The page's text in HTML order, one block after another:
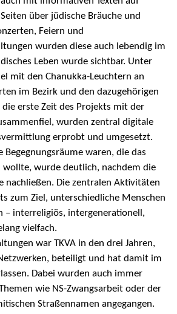
über jüdische Bräuche und
Feiern und
wurden diese auch lebendig im
Leben wurde sichtbar. Unter
mit den Chanukka-Leuchtern an
im Bezirk und den dazugehörigen
die erste Zeit des Projekts mit der
wurden zentral digitale
erprobt und umgesetzt.
Begegnungsräume waren, die das
wurde deutlich, nachdem die
nachließen. Die zentralen Aktivitäten
zum Ziel, unterschiedliche Menschen
– interreligiös, intergenerationell,
vielfach.
war TKVA in den drei Jahren,
beteiligt und hat damit im
Dabei wurden auch immer
wie NS-Zwangsarbeit oder der
Straßennamen angegangen.